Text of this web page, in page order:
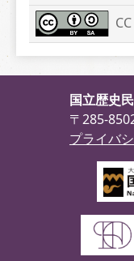
国立歴史
〒285-
プライバ